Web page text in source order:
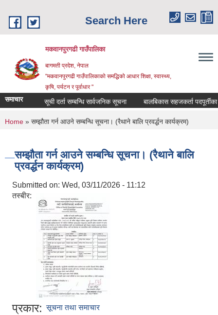
Search Here
मकवानपुरगढी गाउँपालिका
बागमती प्रदेश, नेपाल
"मकवानपुरगढी गाउँपालिकाको समद्धिको आधार शिक्षा, स्‍वास्‍थ्‍य,
कृषि, पर्यटन र पूर्वाधार "
समाचार सूची दर्ता सम्बन्धि सार्वजनिक सूचना बालबिकास सहजकर्ता पदपूर्तीका लागि
You are here
Home » सम्झौता गर्न आउने सम्बन्धि सूचना। (रैथाने बालि प्रवर्द्धन कार्यक्रम)
सम्झौता गर्न आउने सम्बन्धि सूचना। (रैथाने बालि
प्रवर्द्धन कार्यक्रम)
Submitted on: Wed, 03/11/2026 - 11:12
तस्बीर:
प्रकार: सूचना तथा समाचार